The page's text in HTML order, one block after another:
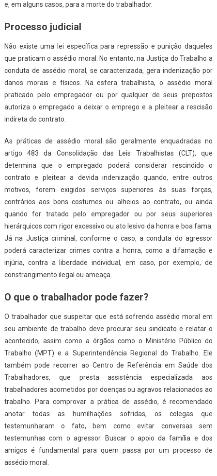
e, em alguns casos, para a morte do trabalhador.
Processo judicial
Não existe uma lei específica para repressão e punição daqueles
que praticam o assédio moral. No entanto, na Justiça do Trabalho a
conduta de assédio moral, se caracterizada, gera indenização por
danos morais e físicos. Na esfera trabalhista, o assédio moral
praticado pelo empregador ou por qualquer de seus prepostos
autoriza o empregado a deixar o emprego e a pleitear a rescisão
indireta do contrato.
As práticas de assédio moral são geralmente enquadradas no
artigo 483 da Consolidação das Leis Trabalhistas (CLT), que
determina que o empregado poderá considerar rescindido o
contrato e pleitear a devida indenização quando, entre outros
motivos, forem exigidos serviços superiores às suas forças,
contrários aos bons costumes ou alheios ao contrato, ou ainda
quando for tratado pelo empregador ou por seus superiores
hierárquicos com rigor excessivo ou ato lesivo da honra e boa fama.
Já na Justiça criminal, conforme o caso, a conduta do agressor
poderá caracterizar crimes contra a honra, como a difamação e
injúria, contra a liberdade individual, em caso, por exemplo, de
constrangimento ilegal ou ameaça.
O que o trabalhador pode fazer?
O trabalhador que suspeitar que está sofrendo assédio moral em
seu ambiente de trabalho deve procurar seu sindicato e relatar o
acontecido, assim como a órgãos como o Ministério Público do
Trabalho (MPT) e a Superintendência Regional do Trabalho. Ele
também pode recorrer ao Centro de Referência em Saúde dos
Trabalhadores, que presta assistência especializada aos
trabalhadores acometidos por doenças ou agravos relacionados ao
trabalho. Para comprovar a prática de assédio, é recomendado
anotar todas as humilhações sofridas, os colegas que
testemunharam o fato, bem como evitar conversas sem
testemunhas com o agressor. Buscar o apoio da família e dos
amigos é fundamental para quem passa por um processo de
assédio moral.